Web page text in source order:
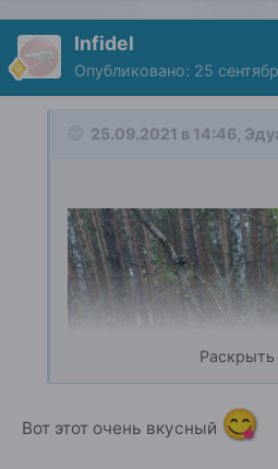
Infidel
Опубликовано: 25
25.09.2021 в 14:46,
Раскрыть
Вот этот очень вкусный 😋